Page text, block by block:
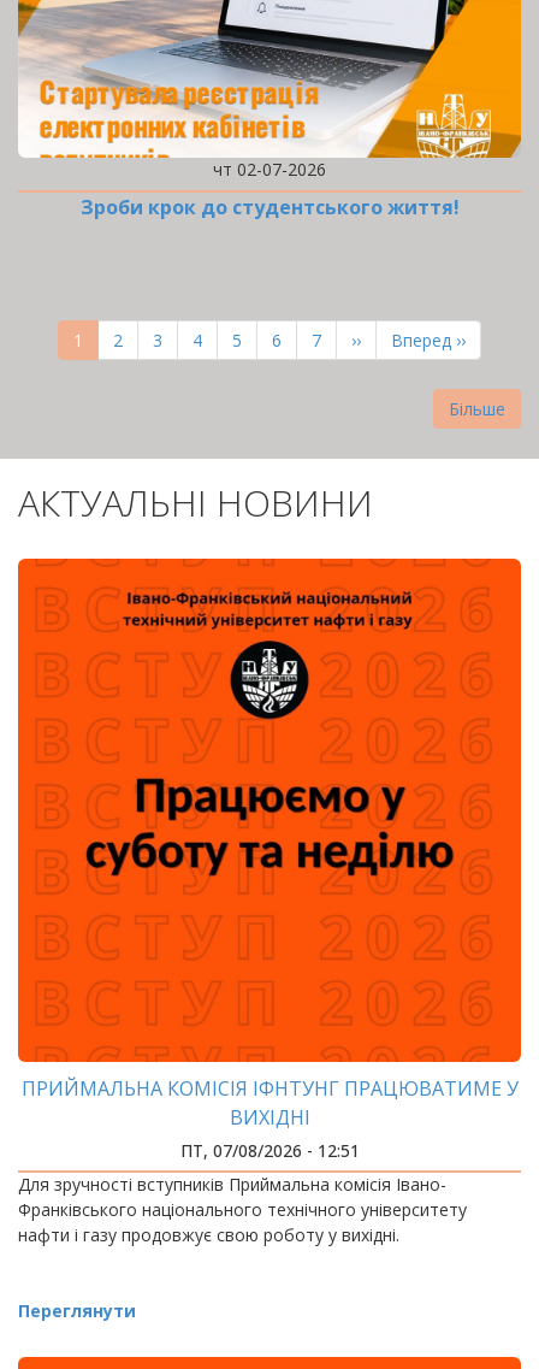
чт 02-07-2026
Зроби крок до студентського життя!
СТОРІНКИПоточна
сторінка
1 Page
2 Page
3 Page
4 Page
5 Page
6 Page
7
Наступна
сторінка
››
Остання
сторінка
Вперед ››
Більше
АКТУАЛЬНІ НОВИНИ
ПРИЙМАЛЬНА КОМІСІЯ ІФНТУНГ ПРАЦЮВАТИМЕ У
ВИХІДНІ
ПТ, 07/08/2026 - 12:51
Для зручності вступників Приймальна комісія Івано-
Франківського національного технічного університету
нафти і газу продовжує свою роботу у вихідні.
Переглянути